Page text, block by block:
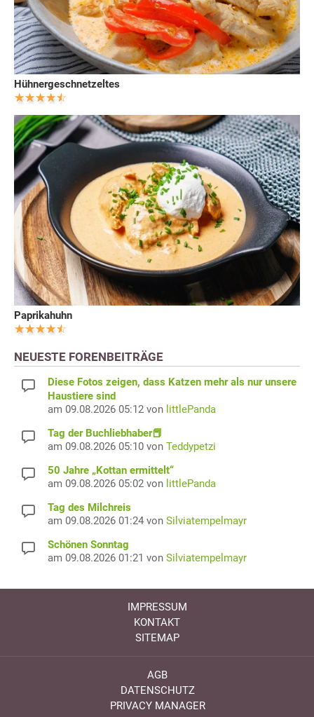
Hühnergeschnetzeltes
Paprikahuhn
NEUESTE FORENBEITRÄGE
Diese Fotos zeigen, dass Katzen mehr als nur unsere
Haustiere sind
am 09.08.2026 05:12 von littlePanda
Tag der Buchliebhaber📕
am 09.08.2026 05:10 von Teddypetzi
50 Jahre „Kottan ermittelt“
am 09.08.2026 05:02 von littlePanda
Tag des Milchreis
am 09.08.2026 01:24 von Silviatempelmayr
Schönen Sonntag
am 09.08.2026 01:21 von Silviatempelmayr
IMPRESSUM
KONTAKT
SITEMAP
AGB
DATENSCHUTZ
PRIVACY MANAGER